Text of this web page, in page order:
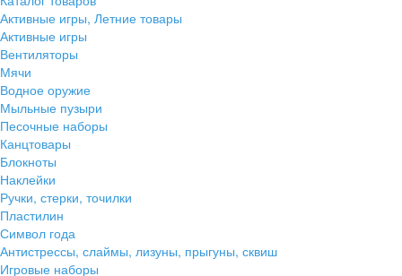
Активные игры, Летние товары
Активные игры
Вентиляторы
Мячи
Водное оружие
Мыльные пузыри
Песочные наборы
Канцтовары
Блокноты
Наклейки
Ручки, стерки, точилки
Пластилин
Символ года
Антистрессы, слаймы, лизуны, прыгуны, сквиш
Игровые наборы